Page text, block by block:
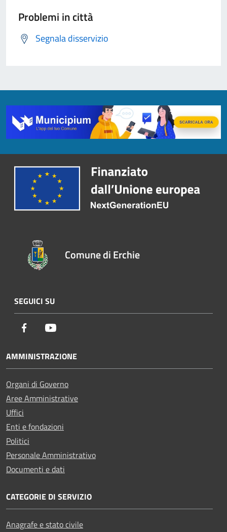
Problemi in città
Segnala disservizio
Comune di Erchie
SEGUICI SU
Facebook
AMMINISTRAZIONE
Organi di Governo
Aree Amministrative
Uffici
Enti e fondazioni
Politici
Personale Amministrativo
Documenti e dati
CATEGORIE DI SERVIZIO
Anagrafe e stato civile